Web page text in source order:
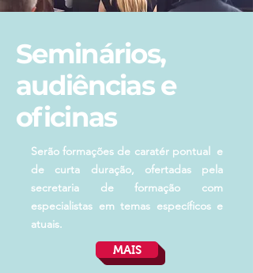
Seminários,
audiênciase
oficinas
Serão formações de caratér pontual e
de curta duração, ofertadas pela
secretaria de formação com
especialistas em temas específicos e
atuais.
MAIS